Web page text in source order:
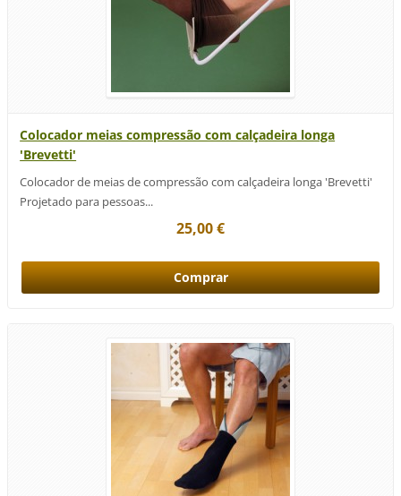
Colocador meias compressão com calçadeira longa
'Brevetti'
Colocador de meias de compressão com calçadeira longa 'Brevetti'
Projetado para pessoas...
25,00 €